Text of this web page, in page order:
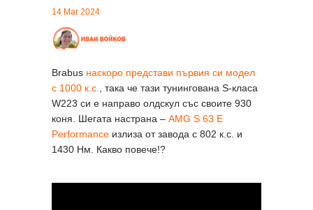
14 Mar 2024
Brabus наскоро представи първия си модел
с 1000 к.с.
, така че тази тунингована S-класа
W223 си е направо олдскул със своите 930
коня. Шегата настрана – AMG S 63 E
Performance излиза от завода с 802 к.с. и
1430 Нм. Какво повече!?